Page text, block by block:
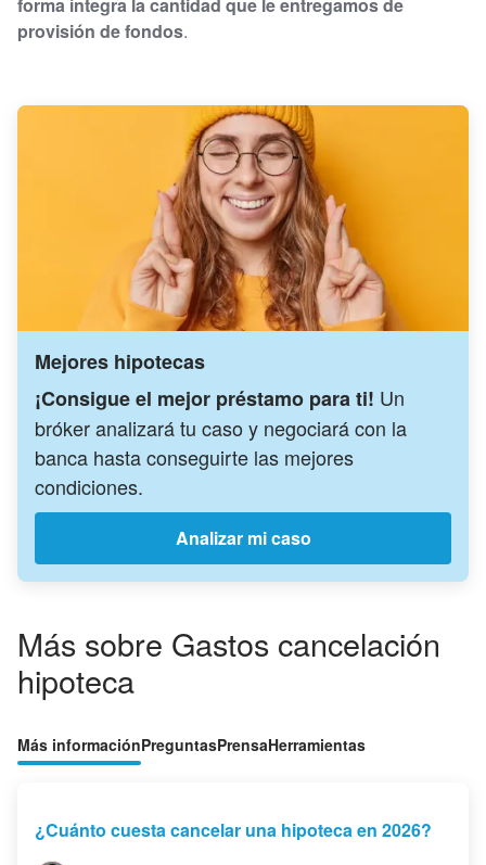
provisión de fondos.
Mejores hipotecas
¡Consigue el mejor préstamo para ti! Un
bróker analizará tu caso y negociará con la
banca hasta conseguirte las mejores
condiciones.
Analizar mi caso
Más sobre Gastos cancelación
hipoteca
Más informaciónPreguntasPrensaHerramientas
¿Cuánto cuesta cancelar una hipoteca en 2026?